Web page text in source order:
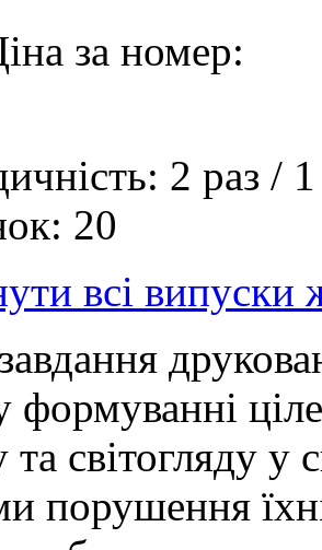
за номер:
2 раз /
20
всі випуски
формуванні
світогляду у
порушення